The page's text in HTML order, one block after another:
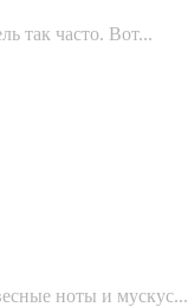
так часто. Вот...
ноты и мускус...